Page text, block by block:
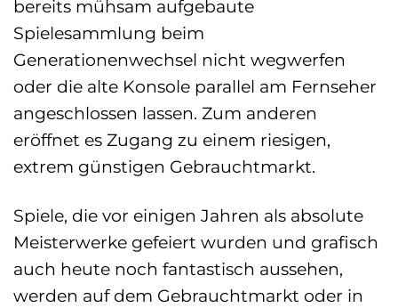
bereits mühsam aufgebaute
Spielesammlung beim
Generationenwechsel nicht wegwerfen
oder die alte Konsole parallel am Fernseher
angeschlossen lassen. Zum anderen
eröffnet es Zugang zu einem riesigen,
extrem günstigen Gebrauchtmarkt.
Spiele, die vor einigen Jahren als absolute
Meisterwerke gefeiert wurden und grafisch
auch heute noch fantastisch aussehen,
werden auf dem Gebrauchtmarkt oder in